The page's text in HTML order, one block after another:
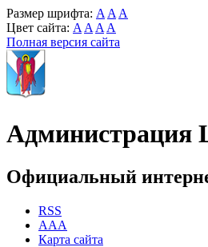
Размер шрифта: A A A
Цвет сайта: A A A A
Полная версия сайта
Администрация
Официальный
RSS
AAA
Карта сайта